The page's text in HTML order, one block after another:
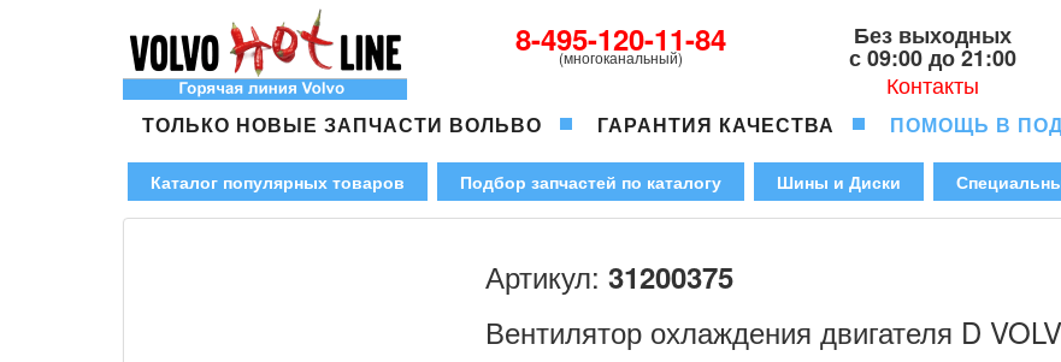
8-495-120-11-84
(многоканальный)
Без выходных
с 09:00 до 21:00
Контакты
ТОЛЬКО НОВЫЕ ЗАПЧАСТИ ВОЛЬВО ГАРАНТИЯ КАЧЕСТВА ПОМОЩЬ В
Каталог популярных товаров Подбор запчастей по каталогу Шины и Диски
Артикул: 31200375
Вентилятор охлаждения двигателя D